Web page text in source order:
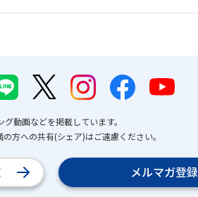
動画などを掲載しています。
方への共有(シェア)はご遠慮ください。
メルマガ登録